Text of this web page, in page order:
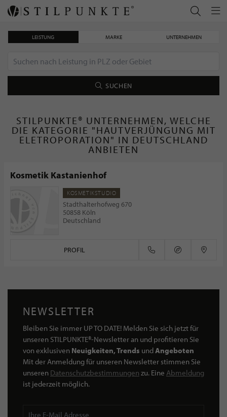
LEISTUNG MARKE UNTERNEHMEN
SUCHEN
STILPUNKTE® UNTERNEHMEN, WELCHE
DIE KATEGORIE "HAUTVERJÜNGUNG MIT
ELETROPORATION" IN DEUTSCHLAND
ANBIETEN
Kosmetik Kastanienhof
KOSMETIKSTUDIO
Stadthalterhofweg 670
50858 Köln
Deutschland
PROFIL
NEWSLETTER
Bleiben Sie immer UP TO DATE! Melden Sie sich jetzt für
unseren STILPUNKTE®-Newsletter an und profitieren Sie
von exklusiven Neuigkeiten, Trends undAngeboten
Mit der Anmeldung für unseren Newsletter stimmen Sie
unseren Datenschutzbestimmungen zu. Eine Abmeldung
ist jederzeit möglich.